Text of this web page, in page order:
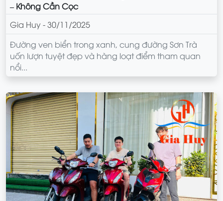
– Không Cần Cọc
Gia Huy - 30/11/2025
Đường ven biển trong xanh, cung đường Sơn Trà
uốn lượn tuyệt đẹp và hàng loạt điểm tham quan
nổi...